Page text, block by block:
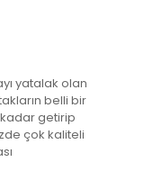
yatalak olan
belli bir
kadar getirip
çok kaliteli